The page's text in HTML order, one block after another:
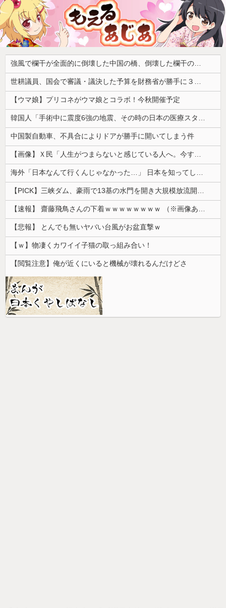
強風で欄干が全面的に倒壊した中国の橋、倒壊した欄干の破片を調べると凄まじい事実が発覚して……
世耕議員、国会で審議・議決した予算を財務省が勝手に３兆円動かしていると指摘・問題視
【ウマ娘】プリコネがウマ娘とコラボ！今秋開催予定
韓国人「手術中に震度6強の地震、その時の日本の医療スタッフたちの姿をご覧ください」→「マジで鳥肌立った」「こういう姿は韓国も見習わないと」「あん...
中国製自動車、不具合によりドアが勝手に開いてしまう件
【画像】Ｘ民「人生がつまらないと感じている人へ。今すぐ『これ』をやってください。」6.9万いいね
海外「日本なんて行くんじゃなかった…」 日本を知ってしまったディズニー信者、帰国後『本家』に失望する事態に
【PICK】三峡ダム、豪雨で13基の水門を開き大規模放流開始か 下流の工場地帯に洪水流入で崩壊はじまる
【速報】 齋藤飛鳥さんの下着ｗｗｗｗｗｗｗｗ （※画像あり）
【悲報】 とんでも無いヤバい台風がお盆直撃ｗ
【ｗ】物凄くカワイイ子猫の取っ組み合い！
【閲覧注意】俺が近くにいると機械が壊れるんだけどさ